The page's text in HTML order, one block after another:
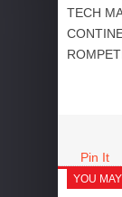
TECH
Pin It
YOU MAY